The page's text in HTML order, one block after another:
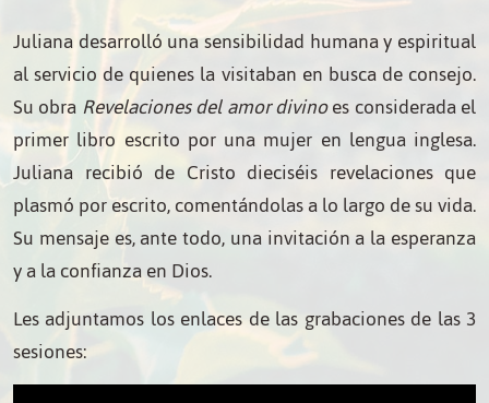
Juliana desarrolló una sensibilidad humana y espiritual
al servicio de quienes la visitaban en busca de consejo.
Su obraRevelaciones del amor divinoes considerada el
primer libro escrito por una mujer en lengua inglesa.
Juliana recibió de Cristo dieciséis revelaciones que
plasmó por escrito, comentándolas a lo largo de su vida.
Su mensaje es, ante todo, una invitación a la esperanza
y a la confianza en Dios.
Les adjuntamos los enlaces de las grabaciones de las 3
sesiones: